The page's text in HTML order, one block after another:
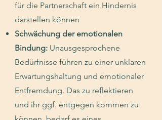
für die Partnerschaft ein Hindernis
darstellen können
Schwächung der emotionalen
Bindung: Unausgesprochene
Bedürfnisse führen zu einer unklaren
Erwartungshaltung und emotionaler
Entfremdung. Das zu reflektieren
und ihr ggf. entgegen kommen zu